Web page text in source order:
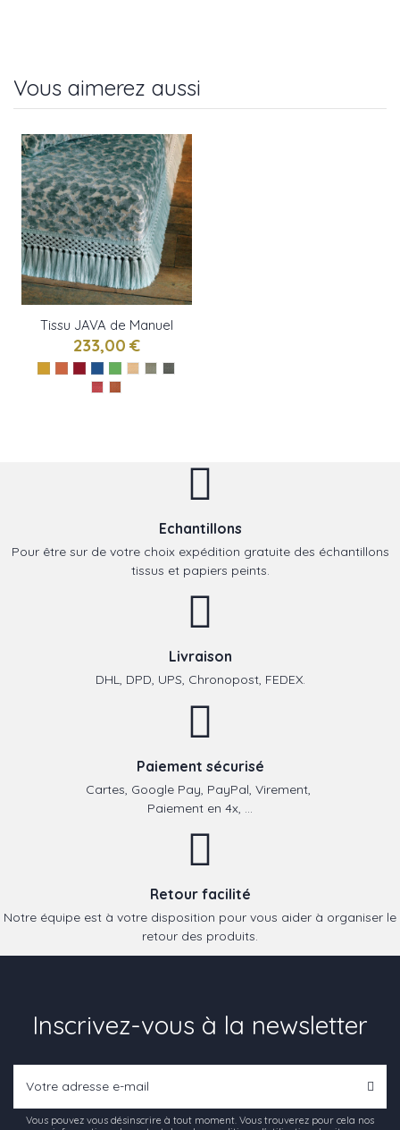
Vous aimerez aussi
Tissu JAVA de Manuel
Canovas
233,00 €
Echantillons
Pour être sur de votre choix expédition gratuite des échantillons
tissus et papiers peints.
Livraison
DHL, DPD, UPS, Chronopost, FEDEX.
Paiement sécurisé
Cartes, Google Pay, PayPal, Virement,
Paiement en 4x, ...
Retour facilité
Notre équipe est à votre disposition pour vous aider à organiser le
retour des produits.
Inscrivez-vous à la newsletter
Vous pouvez vous désinscrire à tout moment. Vous trouverez pour cela nos